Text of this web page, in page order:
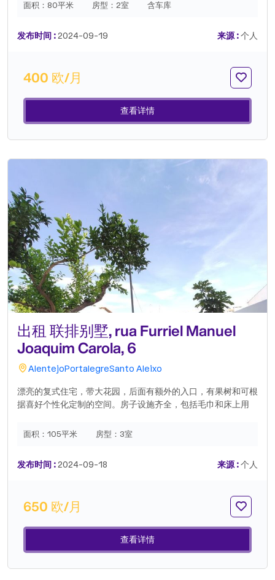
面积： 80平米 房型： 2室 含车库
发布时间 :2024-09-19 来源 :个人
400 欧/月
查看详情
出租 联排别墅, rua Furriel Manuel
Joaquim Carola, 6
AlentejoPortalegreSanto Aleixo
漂亮的复式住宅，带大花园，后面有额外的入口，有果树和可根
据喜好个性化定制的空间。房子设施齐全，包括毛巾和床上用
有停车位。它所在的村庄有运动场、加油站、餐馆、迷你超市、
（24 分钟）、博尔巴（18 分钟）和巴达霍斯，可通过 A6 高速
回复填写了个人资料的候选人。所需文件：劳动合同、个人所得
税、最近 3 个月的工资单和葡萄牙身份证件。8 月入住。.
面积： 105平米 房型： 3室
发布时间 :2024-09-18 来源 :个人
650 欧/月
查看详情